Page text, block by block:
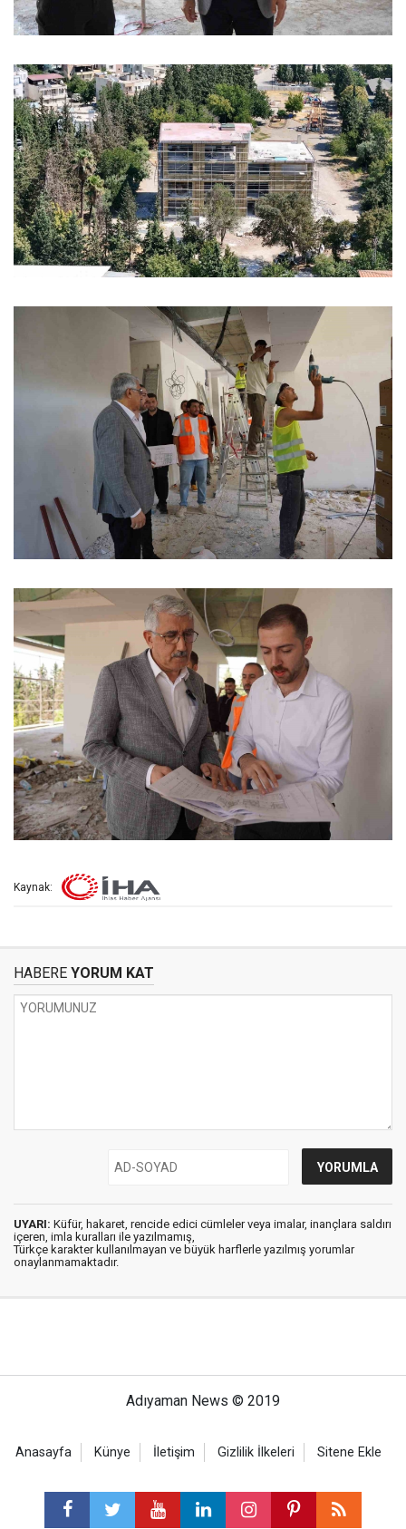
Kaynak:
HABERE YORUM KAT
UYARI: Küfür, hakaret, rencide edici cümleler veya imalar, inançlara saldırı
içeren, imla kuralları ile yazılmamış,
Türkçe karakter kullanılmayan ve büyük harflerle yazılmış yorumlar
onaylanmamaktadır.
Adıyaman News © 2019
Anasayfa Künye İletişim Gizlilik İlkeleri Sitene Ekle